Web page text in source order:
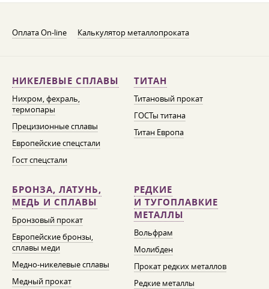
Оплата On-line Калькулятор металлопроката
НИКЕЛЕВЫЕ СПЛАВЫ
Нихром, фехраль,
термопары
Прецизионные сплавы
Европейские спецстали
Гост спецстали
ТИТАН
Титановый прокат
ГОСТы титана
Титан Европа
БРОНЗА, ЛАТУНЬ,
МЕДЬ И СПЛАВЫ
Бронзовый прокат
Европейские бронзы,
сплавы меди
Медно-никелевые сплавы
Медный прокат
РЕДКИЕ
И ТУГОПЛАВКИЕ
МЕТАЛЛЫ
Вольфрам
Молибден
Прокат редких металлов
Редкие металлы